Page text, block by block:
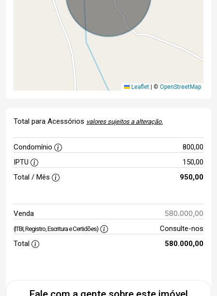
Leaflet | © OpenStreetMap
Total para Acessórios valores sujeitos a alteração.
Condomínio
800,00
IPTU
150,00
Total / Mês
950,00
Venda 580.000,00
(ITBI, Registro, Escritura e Certidões)
Consulte-nos
Total
580.000,00